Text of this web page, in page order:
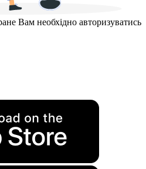
Вам необхідно авторизуватись